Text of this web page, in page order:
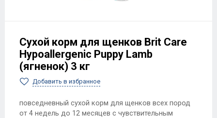
Сухой корм для щенков Brit Care
Hypoallergenic Puppy Lamb
(ягненок) 3 кг
Добавить в избранное
повседневный сухой корм для щенков всех пород
от 4 недель до 12 месяцев с чувствительным